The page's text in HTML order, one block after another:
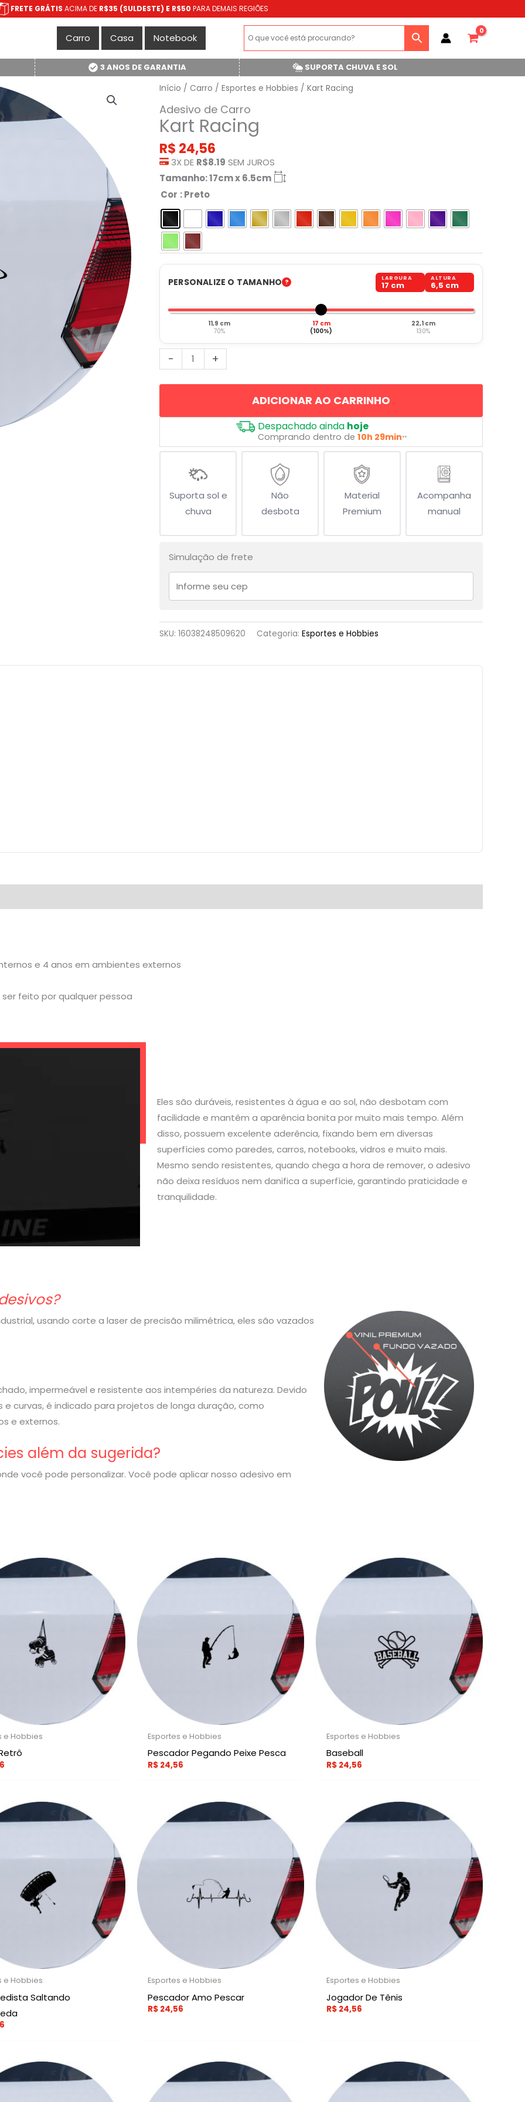
FRETE GRÁTIS ACIMA DE R$35 (SULDESTE) E R$50 PARA DEMAIS REGIÕES
Carro Casa Notebook
3 ANOS DE GARANTIA
SUPORTA CHUVA E SOL
Início / Carro / Esportes e Hobbies / Kart Racing
Adesivo de Carro
Kart Racing
R$ 24,56
3X DE R$8.19 SEM JUROS
Tamanho: 17cm x 6.5cm
Cor : Preto
PERSONALIZE O TAMANHO LARGURA
17 cm
ALTURA
6,5 cm
11,9 cm
70%
17 cm
(100%)
22,1 cm
130%
-
Kart
Racing
quantidade
+
ADICIONAR AO CARRINHO
Despachado ainda hoje
Comprando dentro de 10h 29min**
Suporta sol e
chuva
Não
desbota
Material
Premium
Acompanha
manual
Simulação de frete
SKU: 16038248509620 Categoria: Esportes e Hobbies
e 4 anos em ambientes externos
feito por qualquer pessoa
Eles são duráveis, resistentes à água e ao sol, não desbotam com
facilidade e mantêm a aparência bonita por muito mais tempo. Além
disso, possuem excelente aderência, fixando bem em diversas
superfícies como paredes, carros, notebooks, vidros e muito mais.
Mesmo sendo resistentes, quando chega a hora de remover, o adesivo
não deixa resíduos nem danifica a superfície, garantindo praticidade e
tranquilidade.
usando corte a laser de precisão milimétrica, eles são vazados
impermeável e resistente aos intempéries da natureza. Devido
curvas, é indicado para projetos de longa duração, como
e externos.
além da sugerida?
você pode personalizar. Você pode aplicar nosso adesivo em
e Hobbies Esportes e Hobbies
Pescador Pegando Peixe Pesca
R$ 24,56
Esportes e Hobbies
Baseball
R$ 24,56
e Hobbies
Saltando
Esportes e Hobbies
Pescador Amo Pescar
R$ 24,56
Esportes e Hobbies
Jogador De Tênis
R$ 24,56